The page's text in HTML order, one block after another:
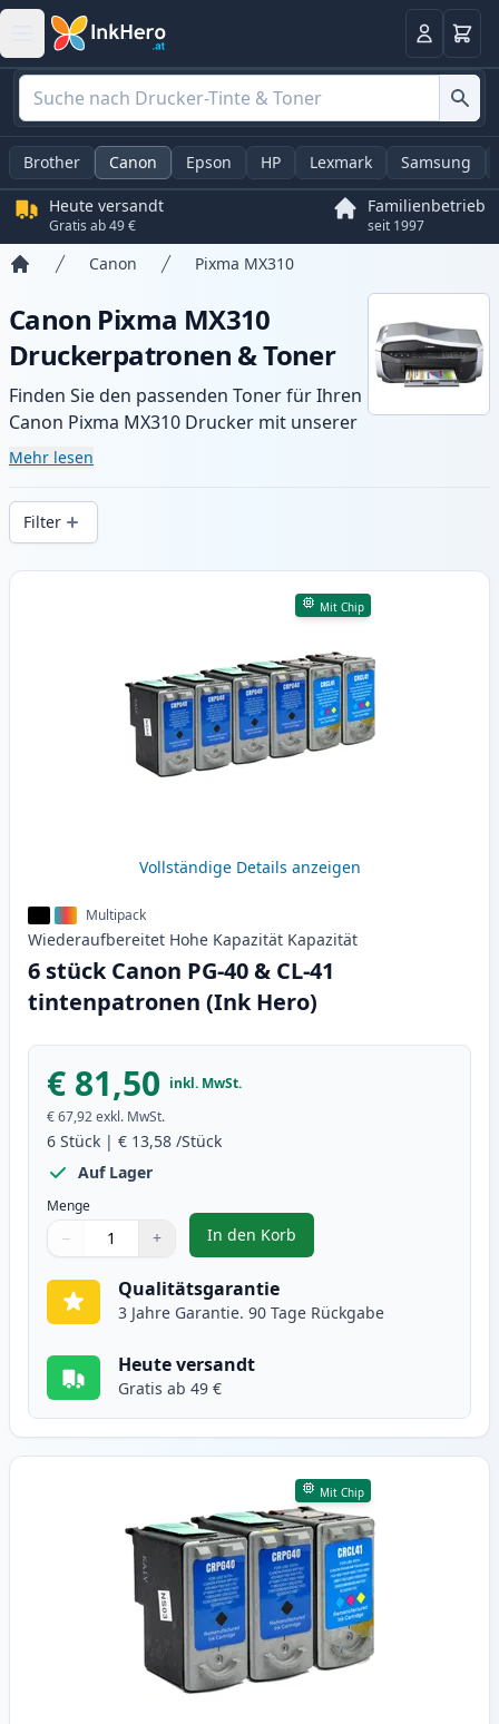
Anmelden
Brother Canon Epson HP Lexmark Samsung
Heute versandt
Gratis ab 49 €
Familienbetrieb
seit 1997
Canon Pixma MX310
Canon Pixma MX310
Druckerpatronen & Toner
Finden Sie den passenden Toner für Ihren
Canon Pixma MX310 Drucker mit unserer
Auswahl an kompatiblen und XL-Patronen.
Druckqualität und schnellem Versand aus
lokalem Lager in .
Mehr lesen
Filter
Produkte
Mit Chip
Vollständige Details anzeigen
Multipack
Wiederaufbereitet Hohe Kapazität Kapazität
6 stück Canon PG-40 & CL-41
tintenpatronen (Ink Hero)
€ 81,50 inkl. MwSt.
€ 67,92exkl. MwSt.
6 Stück | € 13,58 /Stück
Auf Lager
Menge
Verwenden Sie die Tasten, um anzupassen
− +
1
In den Korb
, 6 stück Canon PG-40 & CL-41
Qualitätsgarantie
3 Jahre Garantie. 90 Tage Rückgabe
Heute versandt
Gratis ab 49 €
Mit Chip